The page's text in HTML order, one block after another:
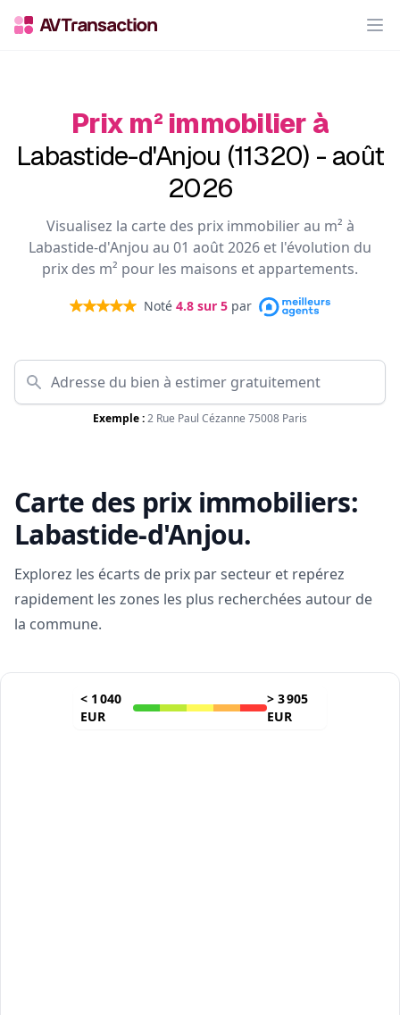
Prix m² immobilier à
Labastide-d'Anjou (11320) - août
2026
Visualisez la carte des prix immobilier au m² à
Labastide-d'Anjou au 01 août 2026 et l'évolution du
prix des m² pour les maisons et appartements.
Noté 4.8 sur 5 par
Exemple :2 Rue Paul Cézanne 75008 Paris
Carte des prix immobiliers:
Labastide-d'Anjou.
Explorez les écarts de prix par secteur et repérez
rapidement les zones les plus recherchées autour de
la commune.
< 1 040
EUR
> 3 905
EUR